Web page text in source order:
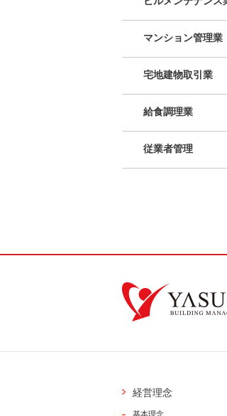
マンション管理業
宅地建物取引業
給食調理業
従業者管理
経営理念
基本理念